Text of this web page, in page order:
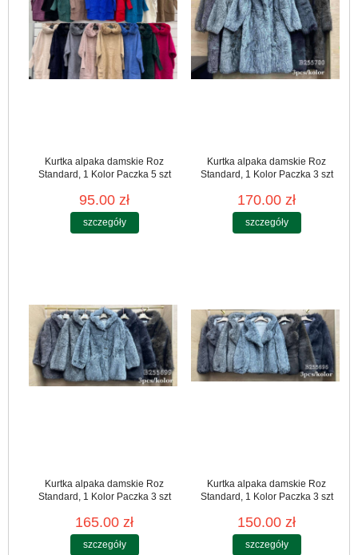
Kurtka alpaka damskie Roz
Standard, 1 Kolor Paczka 5 szt
95.00 zł
szczegóły
Kurtka alpaka damskie Roz
Standard, 1 Kolor Paczka 3 szt
170.00 zł
szczegóły
Kurtka alpaka damskie Roz
Standard, 1 Kolor Paczka 3 szt
165.00 zł
szczegóły
Kurtka alpaka damskie Roz
Standard, 1 Kolor Paczka 3 szt
150.00 zł
szczegóły